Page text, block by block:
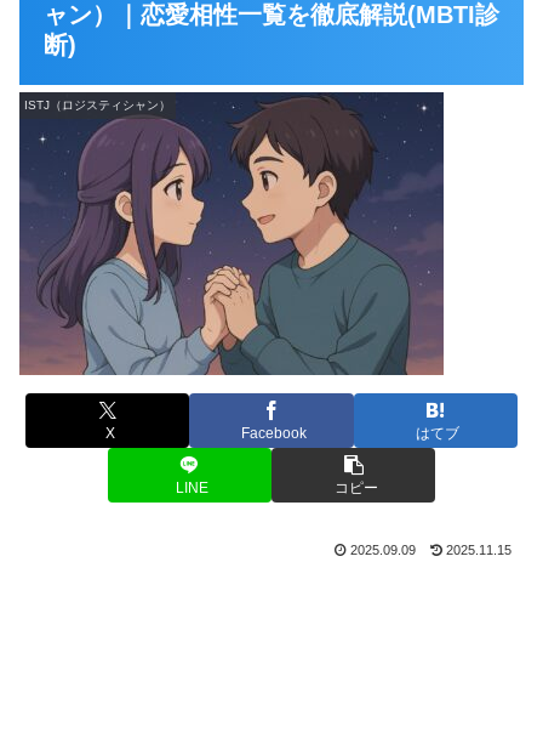
ャン）｜恋愛相性一覧を徹底解説(MBTI診
断)
ISTJ（ロジスティシャン）
X Facebook はてブ
LINE コピー
2025.09.09 2025.11.15